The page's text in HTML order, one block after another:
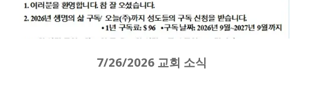
7/26/2026 교회 소식